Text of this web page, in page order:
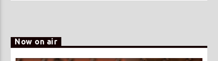
Now on air